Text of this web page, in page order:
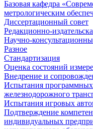
Базовая кафедра
метрологическим
Диссертационный совет
Редакционно-
Научно-
Разное
Стандартизация
Оценка состояний
Внедрение и
Испытания программных
железнодорожного
Испытания игровых
Подтверждение
индивидуальных